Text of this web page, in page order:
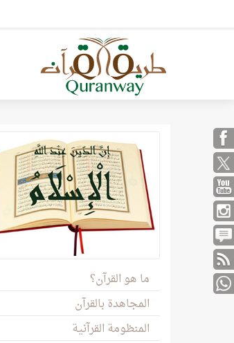
ما هو القرآن؟
المجاهدة بالقرآن
المنظومة القرآنية